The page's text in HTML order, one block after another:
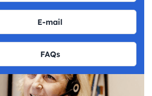
E-mail
FAQs